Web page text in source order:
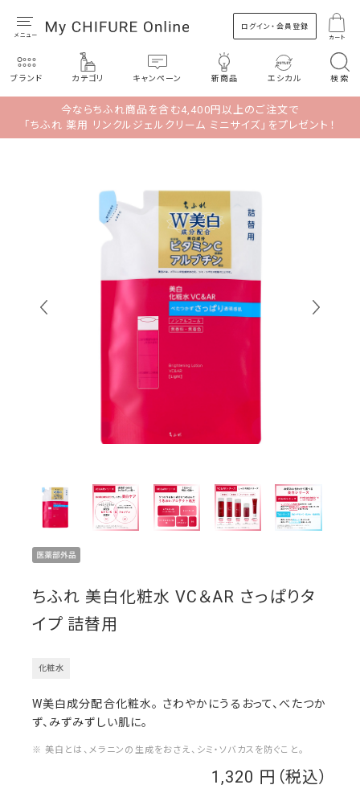
ログイン・会員登録
カート
ブランド カテゴリ キャンペーン 新商品 エシカル 検索
今ならちふれ商品を含む4,400円以上のご注文で
「ちふれ 薬用 リンクルジェルクリーム ミニサイズ」をプレゼント！
ちふれ 美白化粧水 VC＆AR さっぱりタ
イプ 詰替用
化粧水
1,320
W美白成分配合化粧水。 さわやかにうるおって、べたつか
ず、みずみずしい肌に。
※ 美白とは、メラニンの生成をおさえ、シミ・ソバカスを防ぐこと。